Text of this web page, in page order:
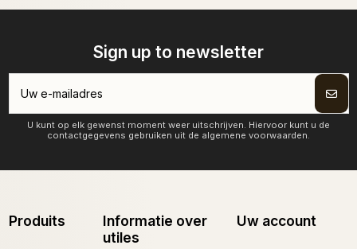
Sign up to newsletter
U kunt op elk gewenst moment weer uitschrijven. Hiervoor kunt u de
contactgegevens gebruiken uit de algemene voorwaarden.
Produits
Informatie over
utiles
Uw account